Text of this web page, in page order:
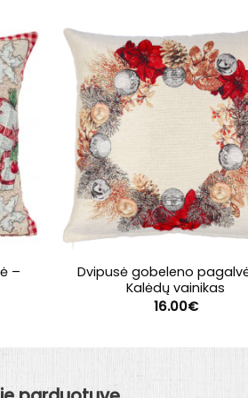
–
Dvipusė gobeleno
Kalėdų vainikas
16.00€